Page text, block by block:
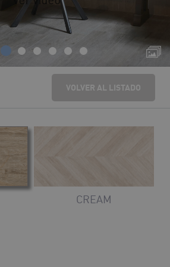
VOLVER AL LISTADO
CREAM